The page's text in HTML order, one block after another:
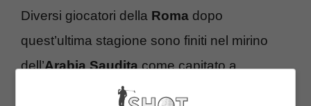
Diversi giocatori della Roma dopo
quest’ultima stagione sono finiti nel mirino
dell’Arabia Sauditacome capitato a
Dybala,Aouar